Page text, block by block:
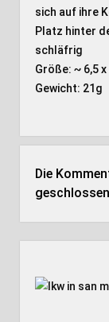
sich auf ihre
Platz hinter
schläfrig
Größe: ~ 6,5
Gewicht: 21g
Die
geschlossen